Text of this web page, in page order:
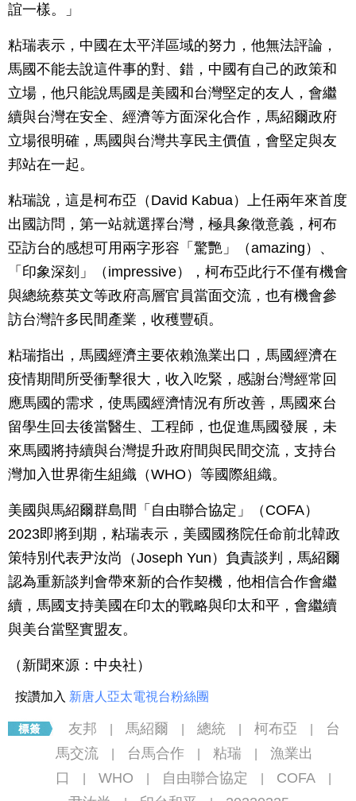
誼一樣。」
粘瑞表示，中國在太平洋區域的努力，他無法評論，
馬國不能去說這件事的對、錯，中國有自己的政策和
立場，他只能說馬國是美國和台灣堅定的友人，會繼
續與台灣在安全、經濟等方面深化合作，馬紹爾政府
立場很明確，馬國與台灣共享民主價值，會堅定與友
邦站在一起。
粘瑞說，這是柯布亞（David Kabua）上任兩年來首度
出國訪問，第一站就選擇台灣，極具象徵意義，柯布
亞訪台的感想可用兩字形容「驚艷」（amazing）、
「印象深刻」（impressive），柯布亞此行不僅有機會
與總統蔡英文等政府高層官員當面交流，也有機會參
訪台灣許多民間產業，收穫豐碩。
粘瑞指出，馬國經濟主要依賴漁業出口，馬國經濟在
疫情期間所受衝擊很大，收入吃緊，感謝台灣經常回
應馬國的需求，使馬國經濟情況有所改善，馬國來台
留學生回去後當醫生、工程師，也促進馬國發展，未
來馬國將持續與台灣提升政府間與民間交流，支持台
灣加入世界衛生組織（WHO）等國際組織。
美國與馬紹爾群島間「自由聯合協定」（COFA）
2023即將到期，粘瑞表示，美國國務院任命前北韓政
策特別代表尹汝尚（Joseph Yun）負責談判，馬紹爾
認為重新談判會帶來新的合作契機，他相信合作會繼
續，馬國支持美國在印太的戰略與印太和平，會繼續
與美台當堅實盟友。
（新聞來源：中央社）
按讚加入 新唐人亞太電視台粉絲團
友邦 馬紹爾 總統 柯布亞
台
馬交流
台馬合作 粘瑞
漁業出
口
WHO 自由聯合協定 COFA